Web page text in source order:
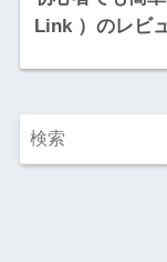
Link ）のレビ